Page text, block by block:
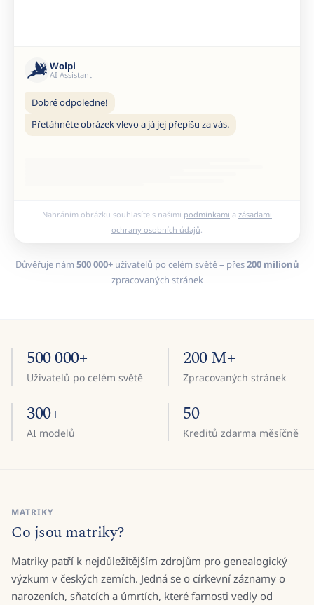
Wolpi
AI Assistant
Dobré odpoledne!
Přetáhněte obrázek vlevo a já jej přepíšu za vás.
Nahráním obrázku souhlasíte s našimi podmínkami a zásadami
ochrany osobních údajů
Důvěřuje nám 500 000+uživatelů po celém světě – přes200 milionů
zpracovaných stránek
500 000+
Uživatelů po celém světě
200 M+
Zpracovaných stránek
300+
AI modelů
50
Kreditů zdarma měsíčně
MATRIKY
Co jsou matriky?
Matriky patří k nejdůležitějším zdrojům pro genealogický
výzkum v českých zemích. Jedná se o církevní záznamy o
narozeních, sňatcích a úmrtích, které farnosti vedly od